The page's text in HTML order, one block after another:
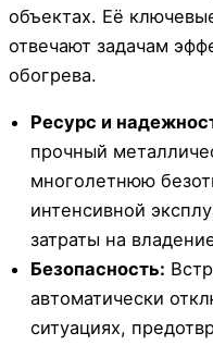
объектах. Её
отвечают задачам
обогрева.
Ресурс и
прочный
многолетнюю
интенсивной
затраты на
Безопасность:
автоматически
ситуациях,